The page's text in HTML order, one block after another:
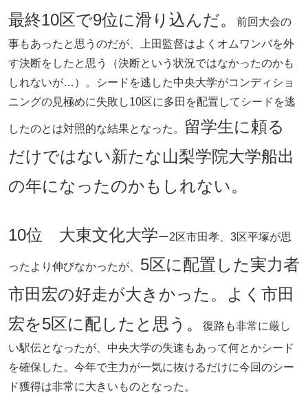
最終10区で9位に滑り込んだ。
前回大会の
事もあったと思うのだが、上田監督はよくオムワンバを外
す決断をしたと思う（決断という状況ではなかったのかも
しれないが…）。シードを逃した中央大学がコンディショ
ニングの見極めに失敗し10区に多田を配置してシードを逃
したのとは対照的な結果となった。
留学生に頼る
だけではない新たな山梨学院大学船出
の年になったのかもしれない。
10位 大東文化大学ー2区市田孝、3区平塚が思
ったより伸びなかったが、 5区に配置した実力者
市田宏の好走が大きかった。よく市田
宏を5区に配したと思う。
復路も非常に厳し
い駅伝となったが、中央大学の失速もあって何とかシード
を確保した。今年で主力が一気に抜けるだけに今回のシー
ド獲得は非常に大きいものとなった。